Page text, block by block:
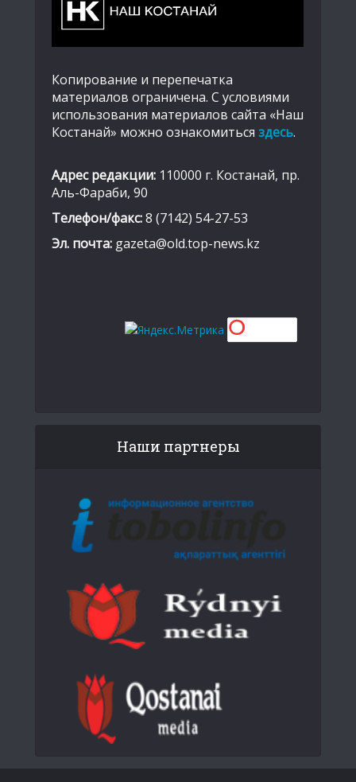
Копирование и перепечатка
материалов ограничена. С условиями
использования материалов сайта «Наш
Костанай» можно ознакомиться здесь.
Адрес редакции: 110000 г. Костанай, пр.
Аль-Фараби, 90
Телефон/факс:8 (7142) 54-27-53
Эл. почта: gazeta@old.top-news.kz
Наши партнеры